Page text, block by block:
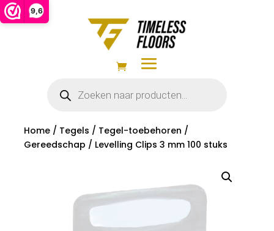
9,6
zoeken
Home/ Tegels / Tegel-toebehoren /
Gereedschap / Levelling Clips 3 mm 100 stuks